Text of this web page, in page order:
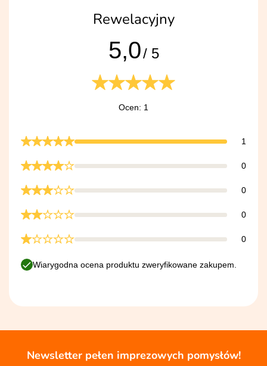
Rewelacyjny
5,0/ 5
Ocen: 1
1
0
0
0
0
Wiarygodna ocena produktu zweryfikowane zakupem.
Newsletter pełen imprezowych pomysłów!